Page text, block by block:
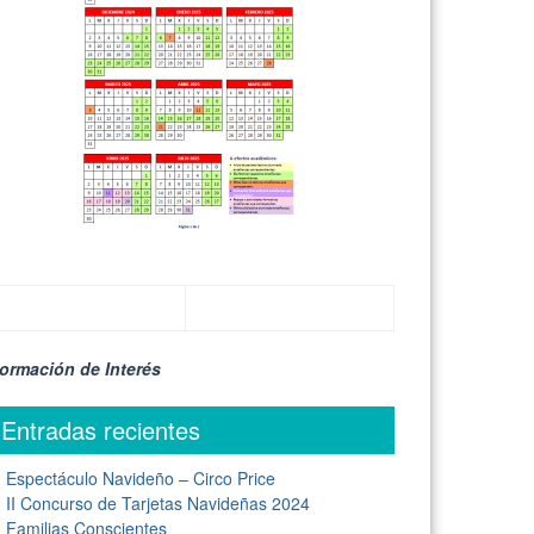
de Interés
Entradas recientes
Espectáculo Navideño – Circo Price
II Concurso de Tarjetas Navideñas 2024
Familias Conscientes